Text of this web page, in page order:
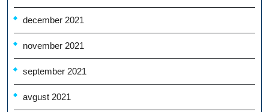
december 2021
november 2021
september 2021
avgust 2021